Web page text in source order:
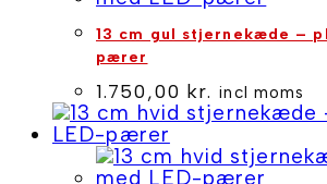
13 cm gul stjernekæde –
pærer
1.750,00 kr. incl moms